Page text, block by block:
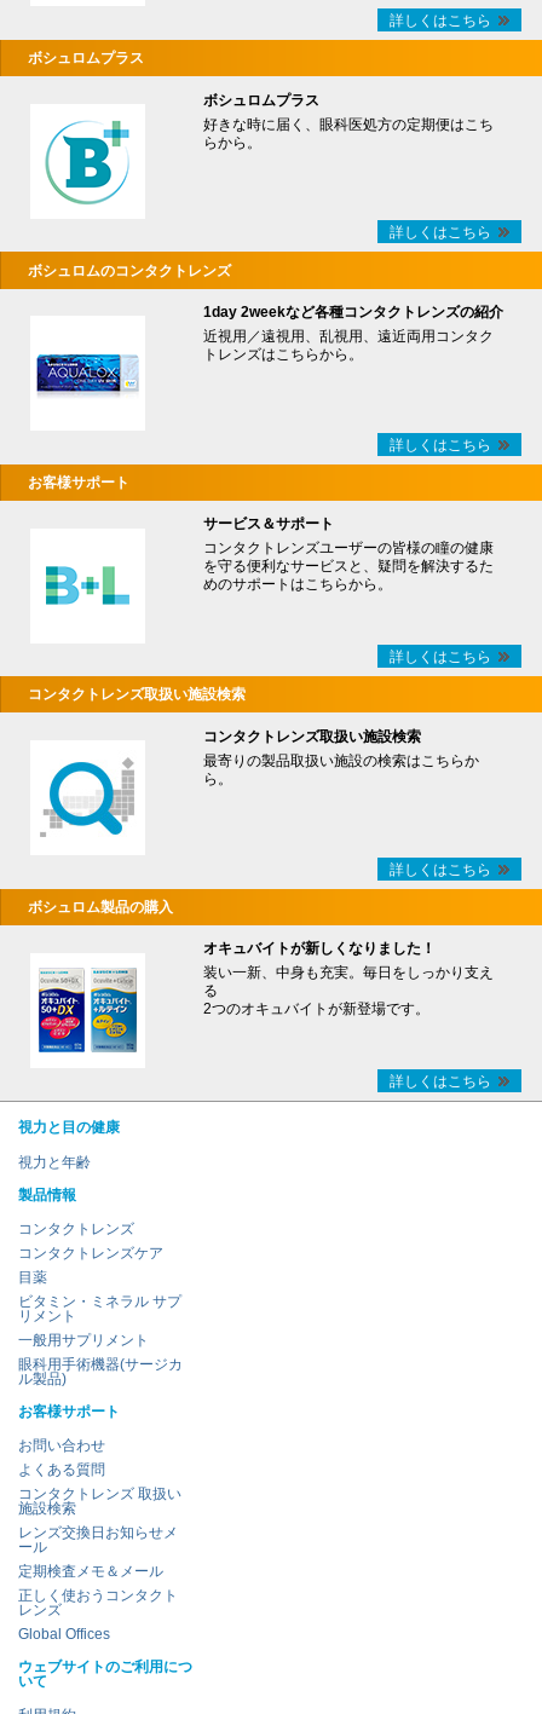
詳しくはこちら
ボシュロムプラス
ボシュロムプラス
好きな時に届く、眼科医処方の定期便はこち
らから。
詳しくはこちら
ボシュロムのコンタクトレンズ
1day 2weekなど各種コンタクトレンズの紹介
近視用／遠視用、乱視用、遠近両用コンタク
トレンズはこちらから。
詳しくはこちら
お客様サポート
サービス＆サポート
コンタクトレンズユーザーの皆様の瞳の健康
を守る便利なサービスと、疑問を解決するた
めのサポートはこちらから。
詳しくはこちら
コンタクトレンズ取扱い施設検索
コンタクトレンズ取扱い施設検索
最寄りの製品取扱い施設の検索はこちらか
ら。
詳しくはこちら
ボシュロム製品の購入
オキュバイトが新しくなりました！
装い一新、中身も充実。毎日をしっかり支え
る
2つのオキュバイトが新登場です。
詳しくはこちら
視力と目の健康
視力と年齢
製品情報
コンタクトレンズ
コンタクトレンズケア
目薬
ビタミン・ミネラル サプ
リメント
一般用サプリメント
眼科用手術機器(サージカ
ル製品)
お客様サポート
お問い合わせ
よくある質問
コンタクトレンズ 取扱い
施設検索
レンズ交換日お知らせメ
ール
定期検査メモ＆メール
正しく使おうコンタクト
レンズ
Global Offices
ウェブサイトのご利用につ
いて